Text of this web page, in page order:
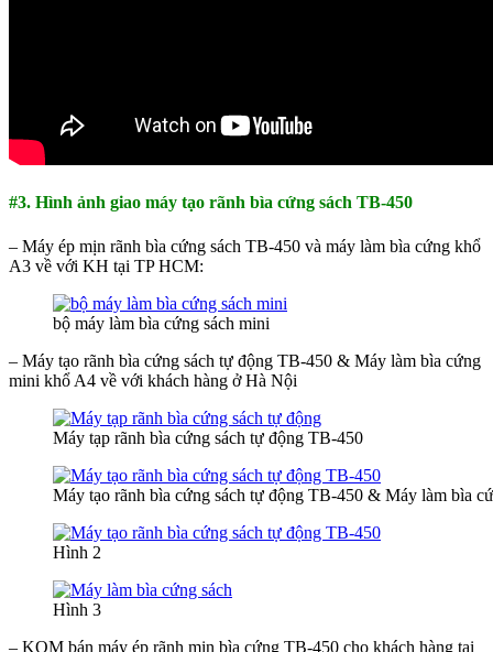
#3. Hình ảnh giao máy tạo rãnh bìa cứng sách TB-450
– Máy ép mịn rãnh bìa cứng sách TB-450 và máy làm bìa cứng khổ
A3 về với KH tại TP HCM:
bộ máy làm bìa cứng sách mini
– Máy tạo rãnh bìa cứng sách tự động TB-450 & Máy làm bìa cứng
mini khổ A4 về với khách hàng ở Hà Nội
Máy tạp rãnh bìa cứng sách tự động TB-450
Máy tạo rãnh bìa cứng sách tự động TB-450 & Máy làm bìa
Hình 2
Hình 3
– KOM bán máy ép rãnh mịn bìa cứng TB-450 cho khách hàng tại